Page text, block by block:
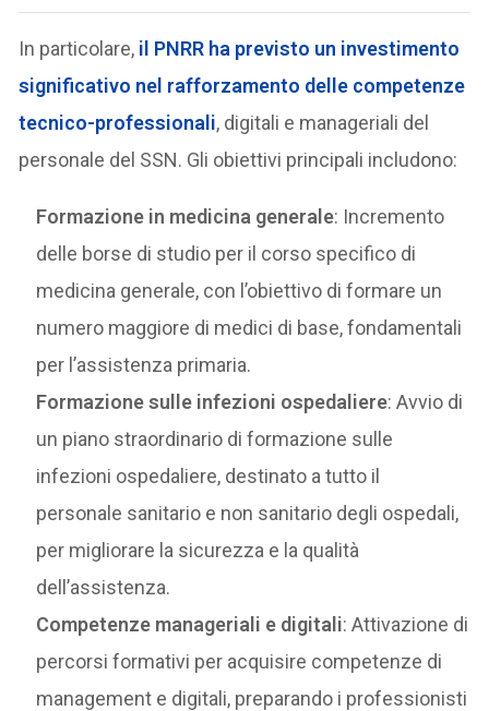
In particolare, il PNRR ha previsto un investimento
significativo nel rafforzamento delle competenze
tecnico-professionali, digitali e manageriali del
personale del SSN. Gli obiettivi principali includono:
Formazione in medicina generale: Incremento
delle borse di studio per il corso specifico di
medicina generale, con l’obiettivo di formare un
numero maggiore di medici di base, fondamentali
per l’assistenza primaria.
Formazione sulle infezioni ospedaliere: Avvio di
un piano straordinario di formazione sulle
infezioni ospedaliere, destinato a tutto il
personale sanitario e non sanitario degli ospedali,
per migliorare la sicurezza e la qualità
dell’assistenza.
Competenze manageriali e digitali: Attivazione di
percorsi formativi per acquisire competenze di
management e digitali, preparando i professionisti